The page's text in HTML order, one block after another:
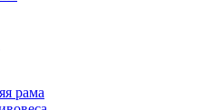
рама